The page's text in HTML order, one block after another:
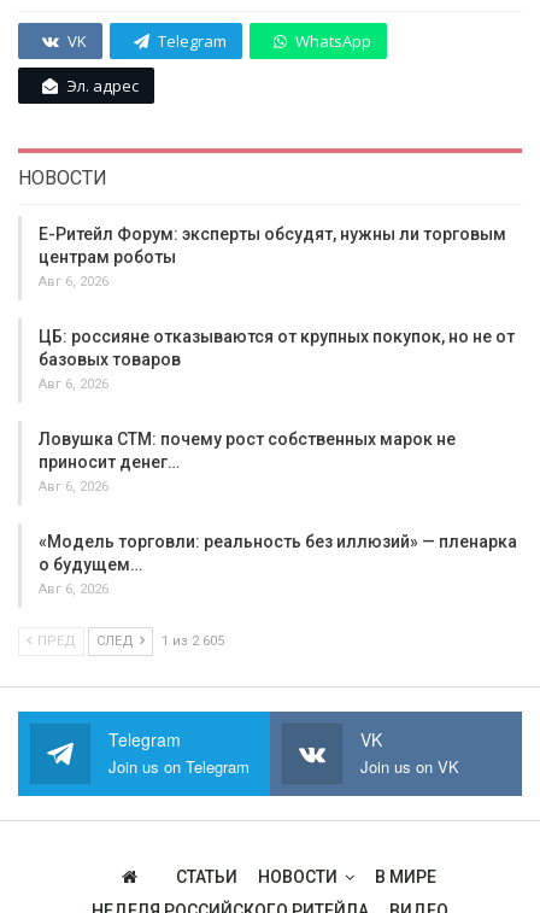
VK Telegram WhatsApp
Эл. адрес
НОВОСТИ
Е-Ритейл Форум: эксперты обсудят, нужны ли торговым
центрам роботы
Авг 6, 2026
ЦБ: россияне отказываются от крупных покупок, но не от
базовых товаров
Авг 6, 2026
Ловушка СТМ: почему рост собственных марок не
приносит денег…
Авг 6, 2026
«Модель торговли: реальность без иллюзий» — пленарка
о будущем…
Авг 6, 2026
ПРЕД СЛЕД 1 из 2 605
Telegram
Join us on Telegram
VK
Join us on VK
СТАТЬИ НОВОСТИ
В МИРЕ